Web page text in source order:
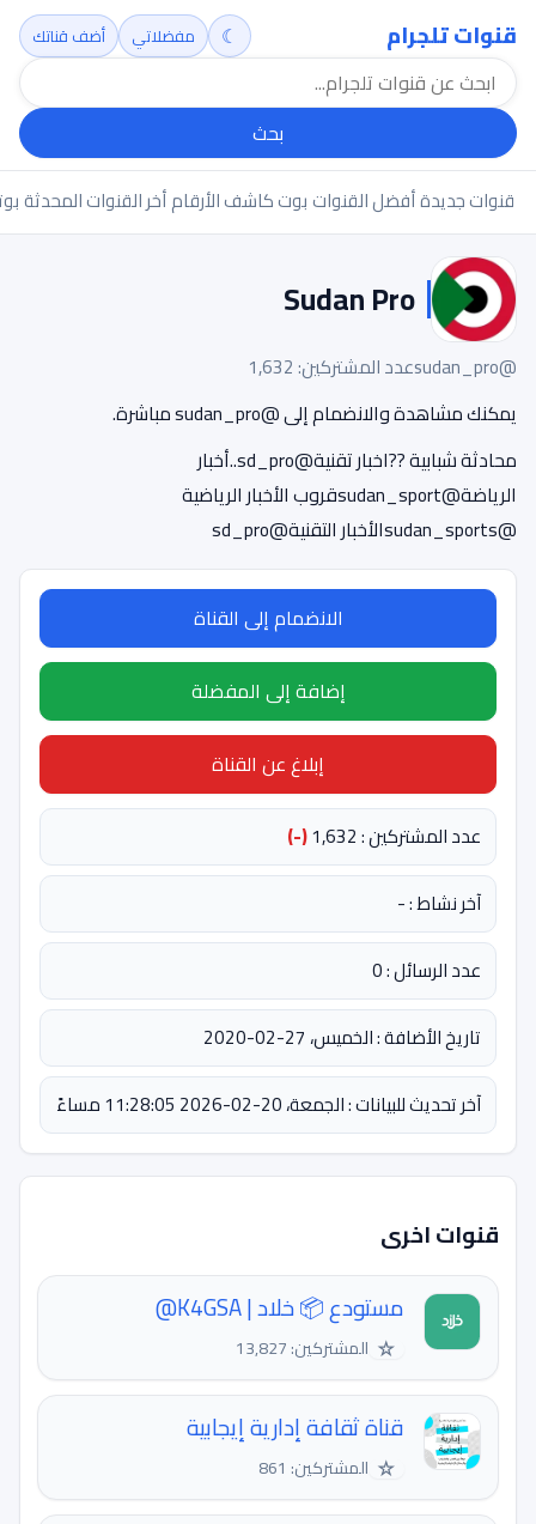
قنوات تلجرام
بحث
☾ مفضلاتي أضف قناتك
قنوات جديدةأفضل القنواتبوت كاشف الأرقامأخر القنوات المحدثة
Sudan Pro
@sudan_pro
عدد المشتركين: 1,632
يمكنك مشاهدة والانضمام إلى @sudan_pro مباشرة.
محادثة شبابية ??اخبار تقنية@sd_pro..أخبار
الرياضة@sudan_sportقروب الأخبار الرياضية
@sudan_sportsالأخبار التقنية@sd_pro
الانضمام إلى القناة
إضافة إلى المفضلة
إبلاغ عن القناة
عدد المشتركين : 1,632
(-)
آخر نشاط : -
عدد الرسائل : 0
تاريخ الأضافة : الخميس، 27-02-2020
آخر تحديث للبيانات : الجمعة، 20-02-2026 11:28:05 مساءً
قنوات اخرى
مستودع 📦 خلاد | K4GSA@
☆ المشتركين: 13,827
قناة ثقافة إدارية إيجابية
☆ المشتركين: 861